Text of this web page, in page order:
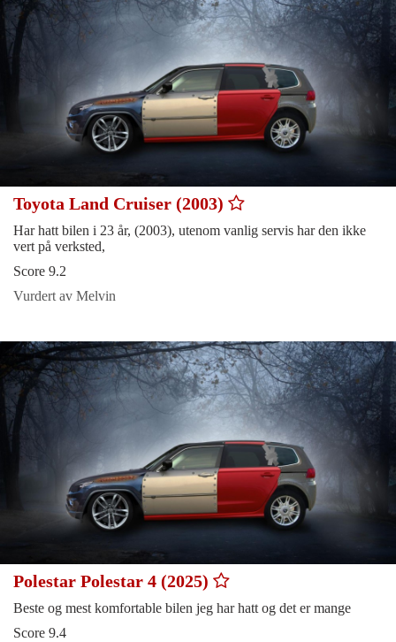
Toyota Land Cruiser (2003)
Har hatt bilen i 23 år, (2003), utenom vanlig servis har den ikke
vert på verksted,
Score 9.2
Vurdert av Melvin
Polestar Polestar 4 (2025)
Beste og mest komfortable bilen jeg har hatt og det er mange
Score 9.4